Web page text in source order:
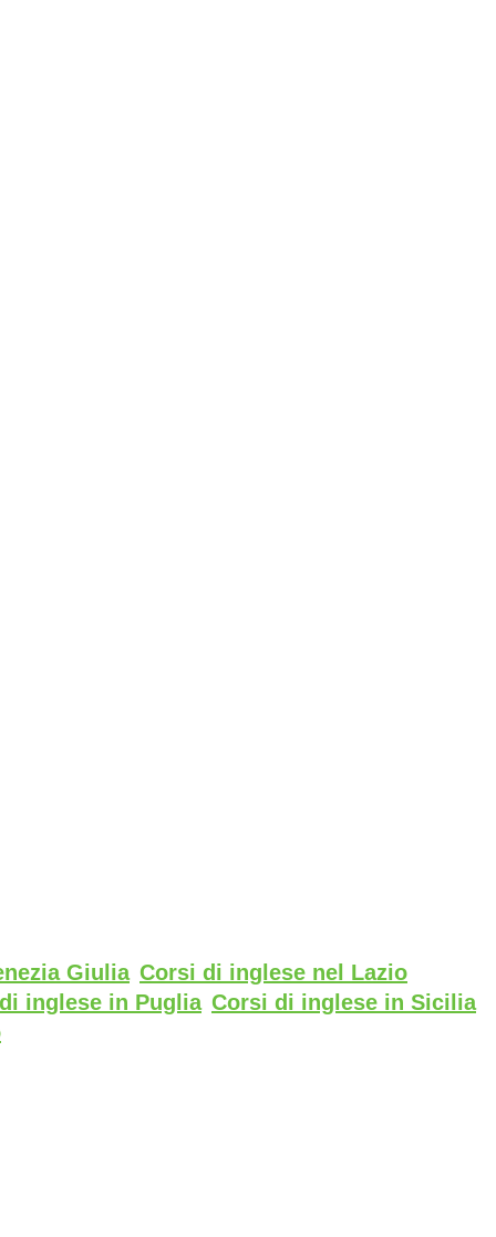
Giulia Corsi di inglese nel Lazio
inglese in Puglia Corsi di inglese in Sicilia